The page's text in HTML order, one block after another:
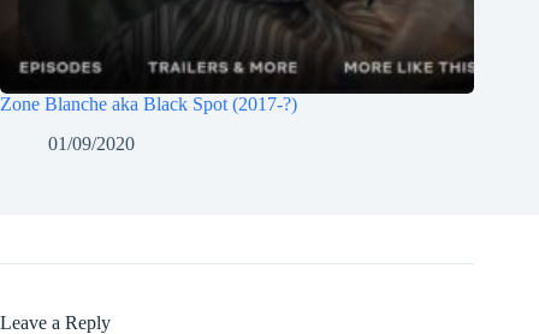
Zone Blanche aka Black Spot (2017-?)
01/09/2020
Leave a Reply